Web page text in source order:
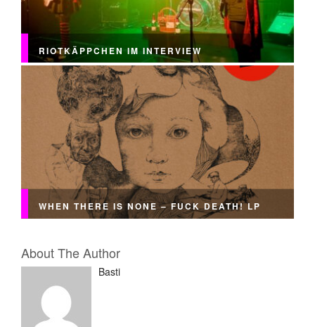
RIOTKÄPPCHEN IM INTERVIEW
WHEN THERE IS NONE – FUCK DEATH! LP
About The Author
Basti